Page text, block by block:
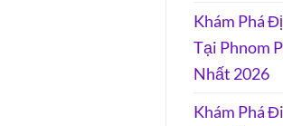
Khám Phá
Tại Phnom
Nhất 2026
Khám Phá